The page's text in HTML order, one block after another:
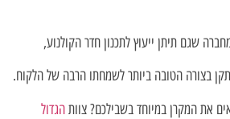
שגם תיתן ייעוץ לתכנון חדר הקולנוע,
בצורה הטובה ביותר לשמחתו הרבה של הלקוח.
את המקרן במיוחד בשבילכם? צוותהגדול